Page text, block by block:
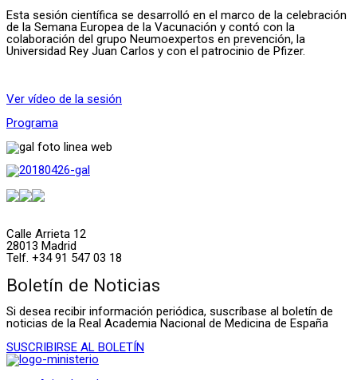
Esta sesión científica se desarrolló en el marco de la celebración
de la Semana Europea de la Vacunación y contó con la
colaboración del grupo Neumoexpertos en prevención, la
Universidad Rey Juan Carlos y con el patrocinio de Pfizer.
Ver vídeo de la sesión
Programa
Calle Arrieta 12
28013 Madrid
Telf. +34 91 547 03 18
Boletín de Noticias
Si desea recibir información periódica, suscríbase al boletín de
noticias de la Real Academia Nacional de Medicina de España
SUSCRIBIRSE AL BOLETÍN